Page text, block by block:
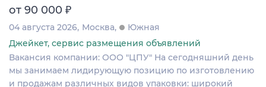
от 90 000 ₽
04 августа 2026 Москва
Южная
Джейкет, сервис размещения объявлений
Вакансия компании: ООО "ЦПУ" На сегодняшний день
мы занимаем лидирующую позицию по изготовлению
и продажам различных видов упаковки: широкий